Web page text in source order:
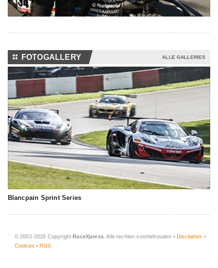
⚏ FOTOGALLERY ALLE GALLERIES
Blancpain Sprint Series
© 2002-2026 Copyright RaceXpress. Alle rechten voorbehouden • Disclaimer •
Cookies • RSS